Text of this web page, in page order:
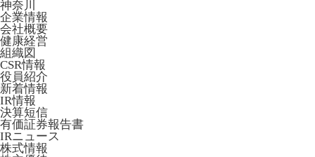
神奈川
企業情報
会社概要
健康経営
組織図
CSR情報
役員紹介
新着情報
IR情報
決算短信
有価証券報告書
IRニュース
株式情報